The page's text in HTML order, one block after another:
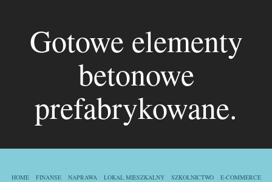
Gotowe elementy
betonowe
prefabrykowane.
HOME FINANSE NAPRAWA LOKAL MIESZKALNY SZKOLNICTWO
E-COMMERCE